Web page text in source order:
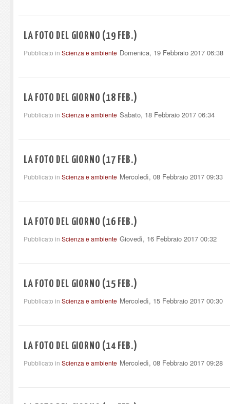
LA FOTO DEL GIORNO (19 FEB.)
Pubblicato in Scienza e ambiente Domenica, 19 Febbraio 2017 06:38
LA FOTO DEL GIORNO (18 FEB.)
Pubblicato in Scienza e ambiente Sabato, 18 Febbraio 2017 06:34
LA FOTO DEL GIORNO (17 FEB.)
Pubblicato in Scienza e ambiente Mercoledì, 08 Febbraio 2017 09:33
LA FOTO DEL GIORNO (16 FEB.)
Pubblicato in Scienza e ambiente Giovedì, 16 Febbraio 2017 00:32
LA FOTO DEL GIORNO (15 FEB.)
Pubblicato in Scienza e ambiente Mercoledì, 15 Febbraio 2017 00:30
LA FOTO DEL GIORNO (14 FEB.)
Pubblicato in Scienza e ambiente Mercoledì, 08 Febbraio 2017 09:28